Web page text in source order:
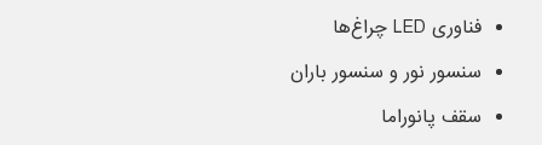
فناوری LED چراغ‌ها
سنسور نور و سنسور باران
سقف پانوراما